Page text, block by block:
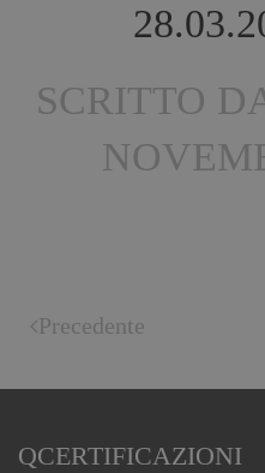
SCRITTO
Precedente
QCERTIFICAZIONI